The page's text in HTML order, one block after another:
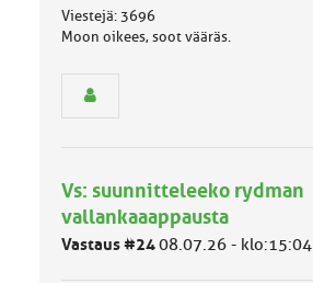
s
e
u
o
k
Viestejä: 3696
Moon oikees, soot vääräs.
Vs: suunnitteleeko rydman
vallankaaappausta
Vastaus #2408.07.26 - klo:15:04